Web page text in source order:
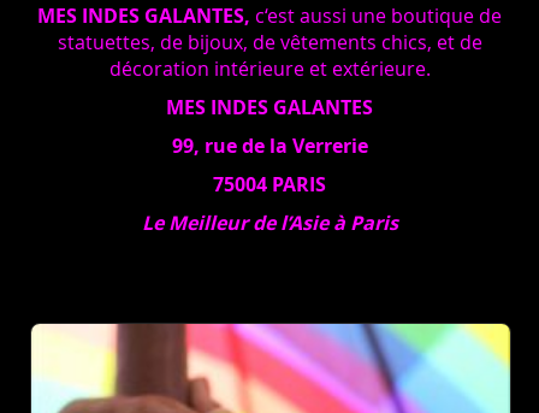
MES INDES GALANTES, c‘est aussi une boutique de
statuettes, de bijoux, de vêtements chics, et de
décoration intérieure et extérieure.
MES INDES GALANTES
99, rue de la Verrerie
75004 PARIS
Le Meilleur de l’Asie à Paris